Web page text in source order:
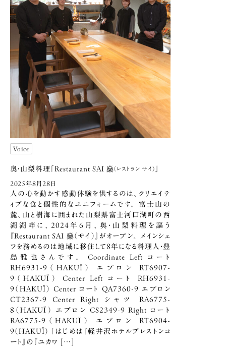
Voice
奥・山梨料理「Restaurant SAI 燊（レストラン サイ）
2025年8月28日
人の心を動かす感動体験を供するのは、クリエイテ
ィブな食と個性的なユニフォームです。 富士山の
麓、山と樹海に囲まれた山梨県富士河口湖町の西
湖湖畔に、2024年6月、奥・山梨料理を謳う
『Restaurant SAI 燊（サイ）』がオープン。 メインシェ
フを務めるのは地域に移住して8年になる料理人・豊
島雅也さんです。 Coordinate Left コート
RH6931-9（HAKUÏ） エプロン RT6907-
9（HAKUÏ） Center Left コート RH6931-
9（HAKUÏ） Center コート QA7360-9 エプロン
CT2367-9 Center Right シャツ RA6775-
8（HAKUÏ） エプロン CS2349-9 Right コート
RA6775-9（HAKUÏ） エプロン RT6904-
9（HAKUÏ） 「はじめは『軽井沢ホテルブレストンコ
ート』の『ユカワ […]